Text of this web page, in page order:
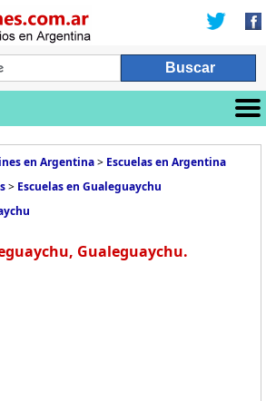
en Argentina> Escuelas en Argentina
> Escuelas en Gualeguaychu
Gualeguaychu.